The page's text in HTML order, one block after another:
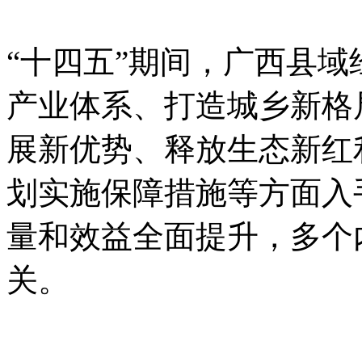
“十四五”期间，广西县
产业体系、打造城乡新
展新优势、释放生态新
划实施保障措施等方面
量和效益全面提升，多
关。